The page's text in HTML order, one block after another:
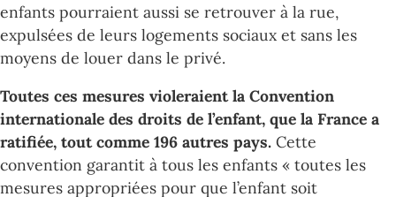
enfants pourraient aussi se retrouver à la rue,
expulsées de leurs logements sociaux et sans les
moyens de louer dans le privé.
Toutes ces mesures violeraient la Convention
internationale des droits de l’enfant, que la France a
ratifiée, tout comme 196 autres pays. Cette
convention garantit à tous les enfants « toutes les
mesures appropriées pour que l’enfant soit